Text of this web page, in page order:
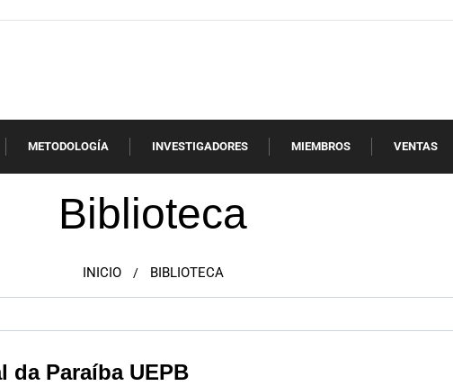
METODOLOGÍA INVESTIGADORES MIEMBROS VENTAS
Biblioteca
INICIO / BIBLIOTECA
da Paraíba UEPB